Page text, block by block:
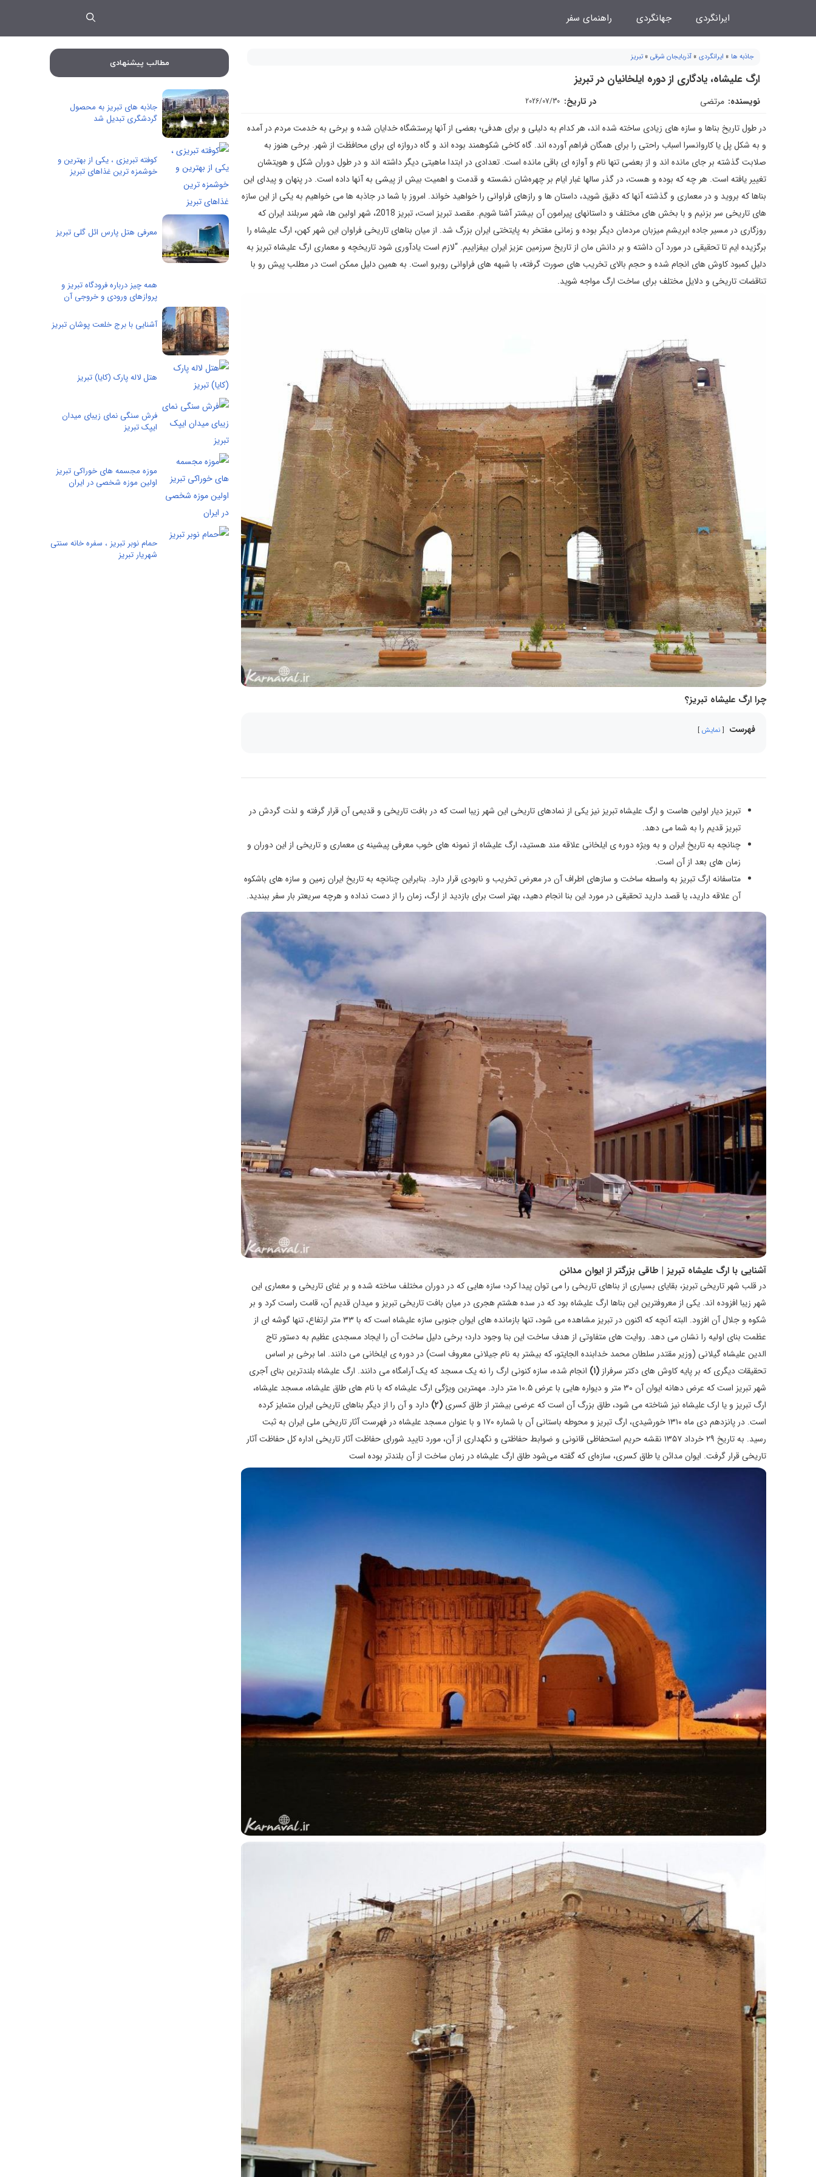
ایرانگردی جهانگردی راهنمای سفر
جاذبه ها » ایرانگردی » آذربایجان شرقی » تبریز
ارگ علیشاه، یادگاری از دوره ایلخانیان در تبریز
نویسنده: مرتضی در تاریخ: 2026/07/30
در طول تاریخ بناها و سازه های زیادی ساخته شده اند، هر کدام به دلیلی و برای هدفی؛ بعضی از آنها پرستشگاه خدایان شده و برخی به خدمت مردم در آمده
و به شکل پل یا کاروانسرا اسباب راحتی را برای همگان فراهم آورده اند. گاه کاخی شکوهمند بوده اند و گاه دروازه ای برای محافظت از شهر. برخی هنوز به
صلابت گذشته بر جای مانده اند و از بعضی تنها نام و آوازه ای باقی مانده است. تعدادی در ابتدا ماهیتی دیگر داشته اند و در طول دوران شکل و هویتشان
تغییر یافته است. هر چه که بوده و هست، در گذر سالها غبار ایام بر چهره‌شان نشسته و قدمت و اهمیت بیش از پیشی به آنها داده است. در پنهان و پیدای این
بناها که بروید و در معماری و گذشته آنها که دقیق شوید، داستان ها و رازهای فراوانی را خواهید خواند. امروز با شما در جاذبه هامی خواهیم به یکی از این سازه
های تاریخی سر بزنیم و با بخش های مختلف و داستانهای پیرامون آن بیشتر آشنا شویم. مقصد تبریز است، تبریز 2018، شهر اولین ها، شهر سربلند ایران که
روزگاری در مسیر جاده ابریشم میزبان مردمان دیگر بوده و زمانی مفتخر به پایتختی ایران بزرگ شد. از میان بناهای تاریخی فراوان این شهر کهن، ارگ علیشاه را
برگزیده ایم تا تحقیقی در مورد آن داشته و بر دانش مان از تاریخ سرزمین عزیز ایران بیفزاییم. “لازم است یادآوری شود تاریخچه و معماری ارگ علیشاه تبریز به
دلیل کمبود کاوش های انجام شده و حجم بالای تخریب های صورت گرفته، با شبهه های فراوانی روبرو است. به همین دلیل ممکن است در مطلب پیش رو با
تناقضات تاریخی و دلایل مختلف برای ساخت ارگ مواجه شوید.
چرا ارگ علیشاه تبریز؟
فهرست نمایش
تبریز دیار اولین هاست و ارگ علیشاه تبریز نیز یکی از نمادهای تاریخی این شهر زیبا است که در بافت تاریخی و قدیمی آن قرار گرفته و لذت گردش در
تبریز قدیم را به شما می دهد.
چنانچه به تاریخ ایران و به ویژه دوره ی ایلخانی علاقه مند هستید، ارگ علیشاه از نمونه های خوب معرفی پیشینه ی معماری و تاریخی از این دوران و
زمان های بعد از آن است.
متاسفانه ارگ تبریز به واسطه ساخت و سازهای اطراف آن در معرض تخریب و نابودی قرار دارد. بنابراین چنانچه به تاریخ ایران زمین و سازه های باشکوه
آن علاقه دارید، یا قصد دارید تحقیقی در مورد این بنا انجام دهید، بهتر است برای بازدید از ارگ، زمان را از دست نداده و هرچه سریعتر بار سفر ببندید.
آشنایی با ارگ علیشاه تبریز | طاقی بزرگتر از ایوان مدائن
در قلب شهر تاریخی تبریز، بقایای بسیاری از بناهای تاریخی را می توان پیدا کرد؛ سازه هایی که در دوران مختلف ساخته شده و بر غنای تاریخی و معماری این
شهر زیبا افزوده اند. یکی از معروفترین این بناها ارگ علیشاه بود که در سده هشتم هجری در میان بافت تاریخی تبریز و میدان قدیم آن، قامت راست کرد و بر
شکوه و جلال آن افزود. البته آنچه که اکنون در تبریز مشاهده می شود، تنها بازمانده های ایوان جنوبی سازه علیشاه است که با ۳۳ متر ارتفاع، تنها گوشه ای از
عظمت بنای اولیه را نشان می دهد. روایت های متفاوتی از هدف ساخت این بنا وجود دارد؛ برخی دلیل ساخت آن را ایجاد مسجدی عظیم به دستور تاج
الدین علیشاه گیلانی (وزیر مقتدر سلطان محمد خدابنده الجایتو، که بیشتر به نام جیلانی معروف است) در دوره ی ایلخانی می دانند. اما برخی بر اساس
تحقیقات دیگری که بر پایه کاوش های دکتر سرفراز (۱)
انجام شده، سازه کنونی ارگ را نه یک مسجد که یک آرامگاه می دانند. ارگ علیشاه بلندترین بنای آجری
شهر تبریز است که عرض دهانه ایوان آن ۳۰ متر و دیواره هایی با عرض ۱۰.۵ متر دارد. مهمترین ویژگی ارگ علیشاه که با نام های طاق علیشاه، مسجد علیشاه،
ارگ تبریز و یا ارک علیشاه نیز شناخته می شود، طاق بزرگ آن است که عرضی بیشتر از طاق کسری (۲)
دارد و آن را از دیگر بناهای تاریخی ایران متمایز کرده
است. در پانزدهم دی ماه ۱۳۱۰ خورشیدی، ارگ تبریز و محوطه باستانی آن با شماره ۱۷۰ و با عنوان مسجد علیشاه در فهرست آثار تاریخی ملی ایران به ثبت
رسید. به تاریخ ۲۹ خرداد ۱۳۵۷ نقشه حریم استحفاظی قانونی و ضوابط حفاظتی و نگهداری از آن، مورد تایید شورای حفاظت آثار تاریخی اداره کل حفاظت آثار
تاریخی قرار گرفت. ایوان مدائن یا طاق کسری، سازه‌ای که گفته می‌شود طاق ارگ علیشاه در زمان ساخت از آن بلندتر بوده است
مطالب پیشنهادی
جاذبه های تبریز به محصول
گردشگری تبدیل شد
کوفته تبریزی ، یکی از بهترین و
خوشمزه ترین غذاهای تبریز
معرفی هتل پارس ائل گلی تبریز
همه چیز درباره فرودگاه تبریز و
پروازهای ورودی و خروجی آن
آشنایی با برج خلعت پوشان تبریز
هتل لاله پارک (کایا) تبریز
فرش سنگی نمای زیبای میدان
ایپک تبریز
موزه مجسمه های خوراکی تبریز
اولین موزه شخصی در ایران
حمام نوبر تبریز ، سفره خانه سنتی
شهریار تبریز